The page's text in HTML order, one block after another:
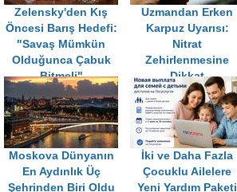
Zelensky'den Kış
Öncesi Barış Hedefi:
"Savaş Mümkün
Olduğunca Çabuk
Bitmeli"
Uzmandan Erken
Karpuz Uyarısı:
Nitrat
Zehirlenmesine
Dikkat
Moskova Dünyanın
En Aydınlık Üç
Şehrinden Biri Oldu
İki ve Daha Fazla
Çocuklu Ailelere
Yeni Yardım Paketi